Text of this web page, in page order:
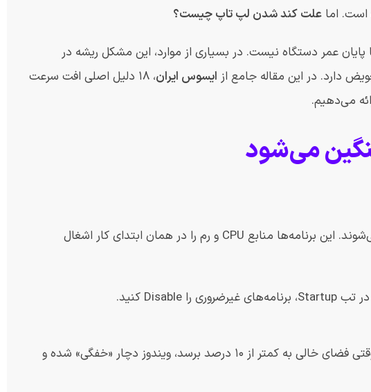
است. اما علت کند شدن لپ تاپ چیست؟
عمر دستگاه نیست. در بسیاری از موارد، این مشکل ریشه در
دارد. در این مقاله جامع از ایسوس ایران
، ۱۸ دلیل اصلی افت سرعت
می‌دهیم.
می‌شود
بسیاری از نرم‌افزارها بدون اجازه شما، هنگام روشن شدن لپ‌تاپ اجرا می‌شوند. این برنامه‌ها منابع CPU و رم را در همان ابتدای کار اشغال
ویندوز برای پردازش اطلاعات به فضای خالی در درایو سیستم نیاز دارد. وقتی فضای خالی به کمتر از ۱۰ درصد برسد، ویندوز دچار «خفگی» شده و